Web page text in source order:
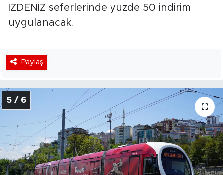
İZDENİZ seferlerinde yüzde 50 indirim
uygulanacak.
Paylaş
5 / 6